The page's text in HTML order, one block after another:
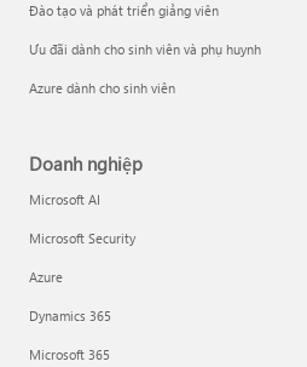
Đào tạo và phát triển giảng viên
Ưu đãi dành cho sinh viên và phụ huynh
Azure dành cho sinh viên
Doanh nghiệp
Microsoft AI
Microsoft Security
Azure
Dynamics 365
Microsoft 365